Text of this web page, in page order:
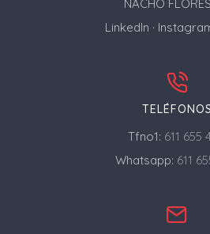
NACHO
LinkedIn ·
Tfno1: 611 655
Whatsapp: 611